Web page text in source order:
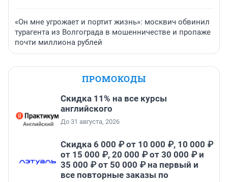
«Он мне угрожает и портит жизнь»: москвич обвинил
турагента из Волгограда в мошенничестве и пропаже
почти миллиона рублей
ПРОМОКОДЫ
Скидка 11% на все курсы
английского
До 31 августа, 2026
Скидка 6 000 ₽ от 10 000 ₽, 10 000 ₽
от 15 000 ₽, 20 000 ₽ от 30 000 ₽ и
35 000 ₽ от 50 000 ₽ на первый и
все повторные заказы по